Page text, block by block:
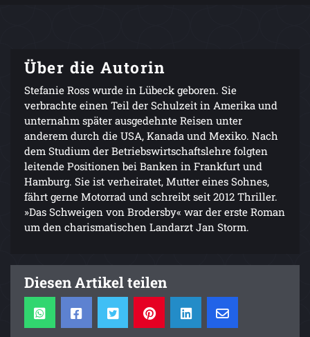
Über die Autorin
Stefanie Ross wurde in Lübeck geboren. Sie
verbrachte einen Teil der Schulzeit in Amerika und
unternahm später ausgedehnte Reisen unter
anderem durch die USA, Kanada und Mexiko. Nach
dem Studium der Betriebswirtschaftslehre folgten
leitende Positionen bei Banken in Frankfurt und
Hamburg. Sie ist verheiratet, Mutter eines Sohnes,
fährt gerne Motorrad und schreibt seit 2012 Thriller.
»Das Schweigen von Brodersby« war der erste Roman
um den charismatischen Landarzt Jan Storm.
Diesen Artikel teilen